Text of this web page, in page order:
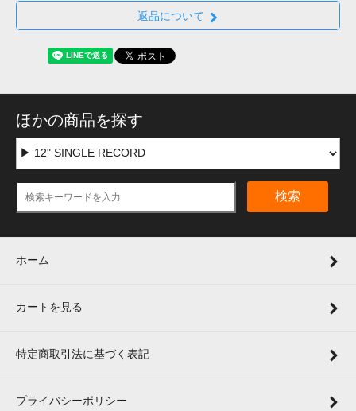
返品について
ほかの商品を探す
検索
ホーム
カートを見る
特定商取引法に基づく表記
プライバシーポリシー